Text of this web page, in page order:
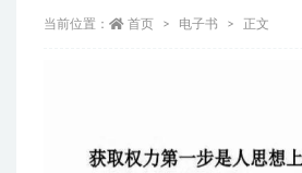
当前位置： 首页 电子书 正文